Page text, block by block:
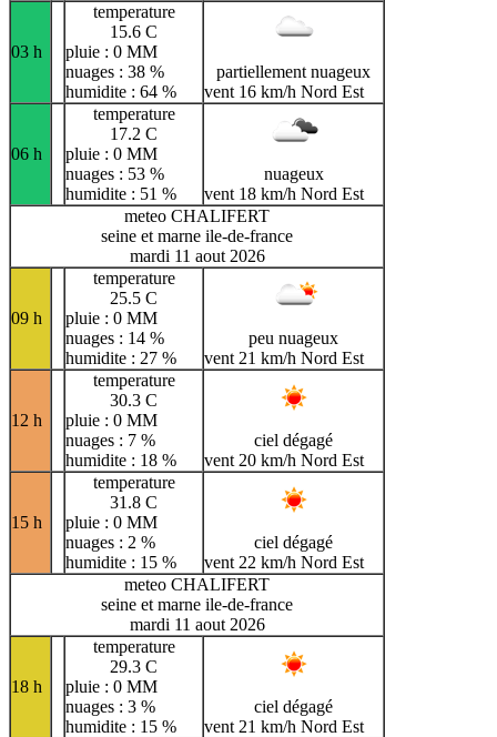
03 h
temperature
15.6 C
pluie : 0 MM
nuages : 38 %
humidite : 64 %
partiellement nuageux
vent 16 km/h Nord Est
06 h
temperature
17.2 C
pluie : 0 MM
nuages : 53 %
humidite : 51 %
nuageux
vent 18 km/h Nord Est
meteo CHALIFERT
seine et marne ile-de-france
mardi 11 aout 2026
09 h
temperature
25.5 C
pluie : 0 MM
nuages : 14 %
humidite : 27 %
peu nuageux
vent 21 km/h Nord Est
12 h
temperature
30.3 C
pluie : 0 MM
nuages : 7 %
humidite : 18 %
ciel dégagé
vent 20 km/h Nord Est
15 h
temperature
31.8 C
pluie : 0 MM
nuages : 2 %
humidite : 15 %
ciel dégagé
vent 22 km/h Nord Est
meteo CHALIFERT
seine et marne ile-de-france
mardi 11 aout 2026
18 h
temperature
29.3 C
pluie : 0 MM
nuages : 3 %
humidite : 15 %
ciel dégagé
vent 21 km/h Nord Est